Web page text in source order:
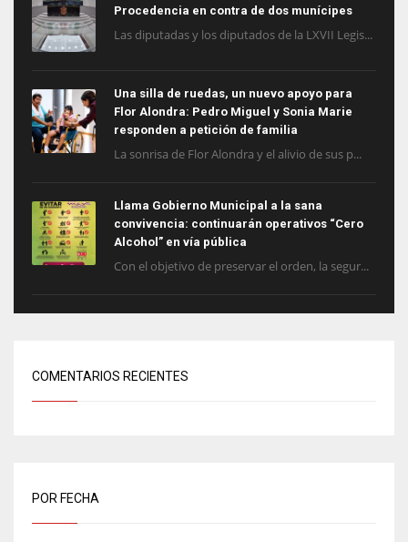
Procedencia en contra de dos munícipes
Las diputadas y los diputados de la LXVII Legis...
Una silla de ruedas, un nuevo apoyo para
Flor Alondra: Pedro Miguel y Sonia Marie
responden a petición de familia
La sonrisa de Flor Alondra y el alivio de sus p...
Llama Gobierno Municipal a la sana
convivencia: continuarán operativos “Cero
Alcohol” en vía pública
Con el objetivo de preservar el orden, la segur...
COMENTARIOS RECIENTES
POR FECHA